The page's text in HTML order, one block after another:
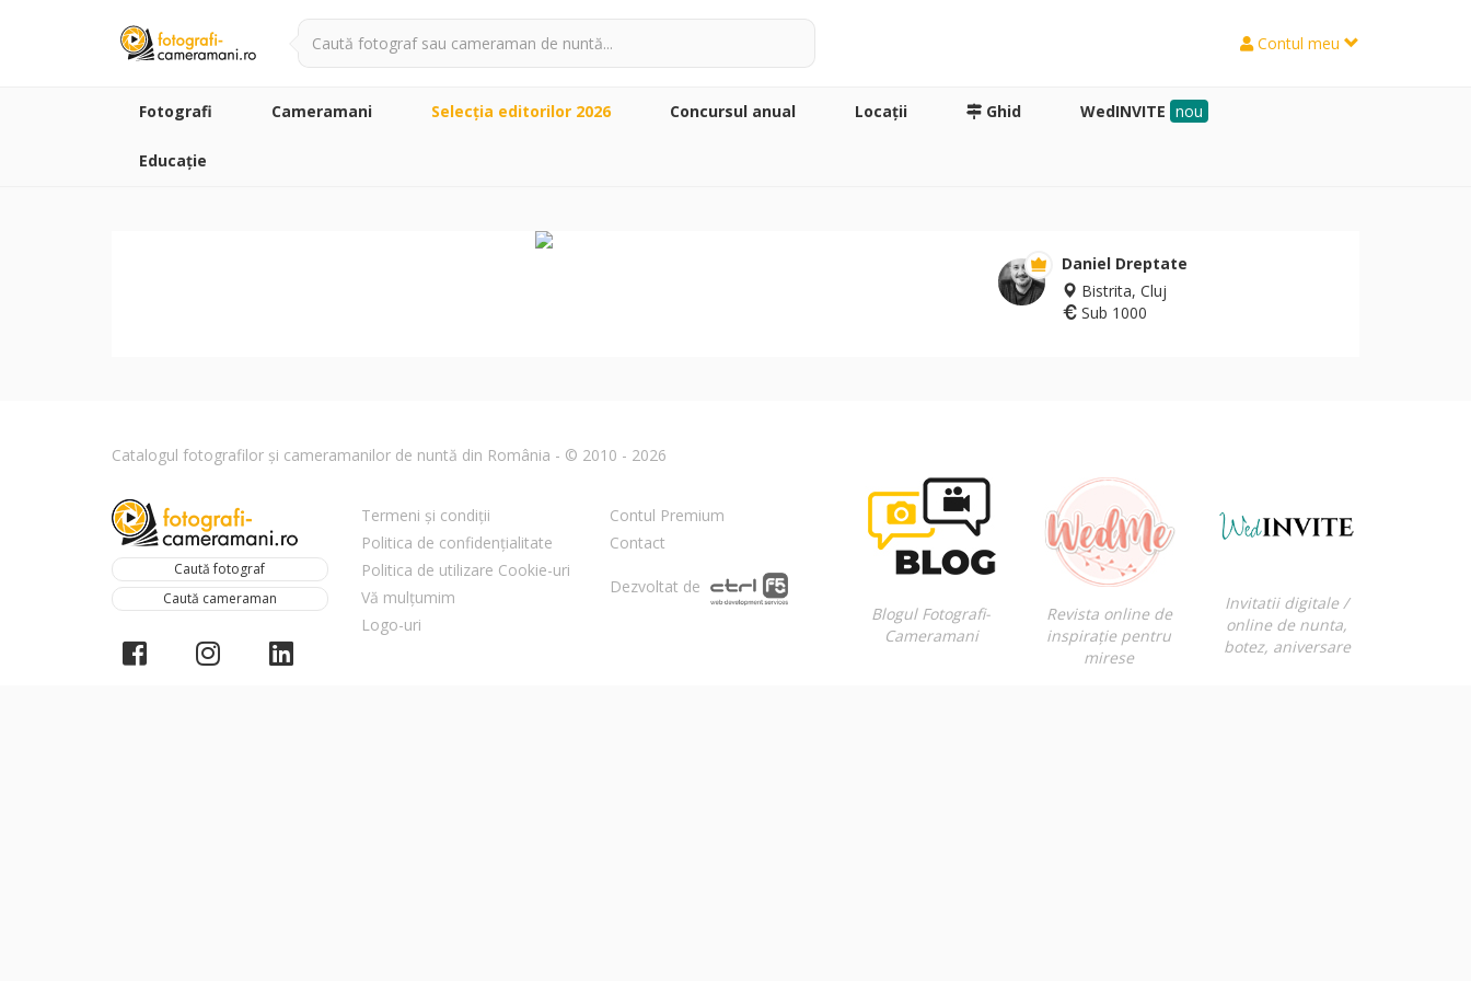
Contul meu
Fotografi Cameramani Selecţia editorilor 2026 Concursul anual Locaţii Ghid WedINVITE nou
Educație
Daniel Dreptate
Bistrita, Cluj
Sub 1000
Catalogul fotografilor și cameramanilor de nuntă din România - © 2010 - 2026
Caută fotograf
Caută cameraman
Termeni și condiții
Politica de confidențialitate
Politica de utilizare Cookie-uri
Vă mulțumim
Logo-uri
Contul Premium
Contact
Dezvoltat de
Blogul Fotografi-
Cameramani
Revista online de
inspirație pentru
mirese
Invitatii digitale /
online de nunta,
botez, aniversare